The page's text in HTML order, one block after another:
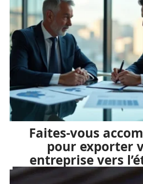
Faites-vous
pour exporter
entreprise vers